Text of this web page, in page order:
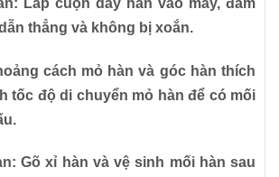
Lắp cuộn dây hàn vào máy, đảm
thẳng và không bị xoắn.
cách mỏ hàn và góc hàn thích
tốc độ di chuyển mỏ hàn để có mối
Gõ xỉ hàn và vệ sinh mối hàn sau